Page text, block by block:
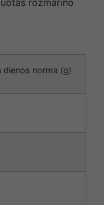
dienos norma (g)